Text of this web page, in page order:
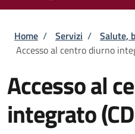
Briciole di
Home / Servizi / Salute,
Accesso al centro diurno
Accesso al
integrato